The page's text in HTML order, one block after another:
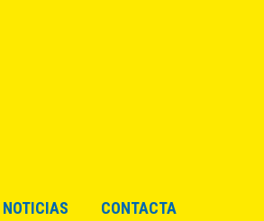
NOTICIAS CONTACTA